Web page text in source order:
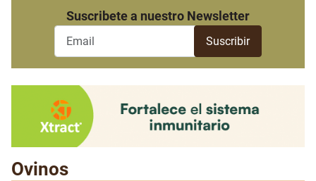
Suscribete a nuestro Newsletter
Ovinos